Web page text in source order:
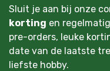
Sluit je aan bij onze
korting en
pre-orders, leuke
date van de laatste
liefste hobby.